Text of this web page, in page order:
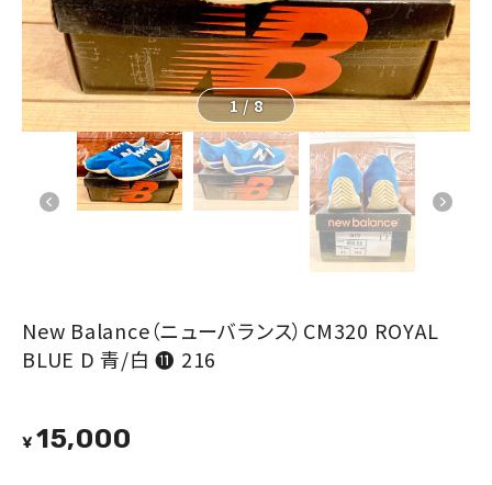
1/8
New Balance（ニューバランス）CM320 ROYAL
BLUE D 青/白 ⓫ 216
¥15,000